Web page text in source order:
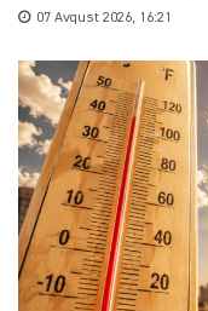
07 Avqust 2026, 16:21